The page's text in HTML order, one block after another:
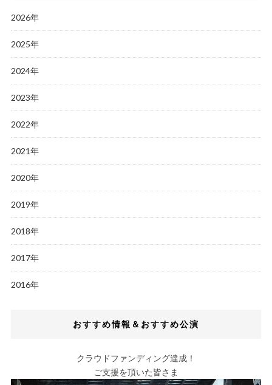
2026年
2025年
2024年
2023年
2022年
2021年
2020年
2019年
2018年
2017年
2016年
おすすめ情報＆おすすめ公演
クラウドファンディング達成！
ご支援を頂いた皆さま